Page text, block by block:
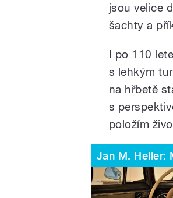
jsou velice
šachty a
I po 110
s lehkým
na hřbetě
s
položím
Jan M. Heller: